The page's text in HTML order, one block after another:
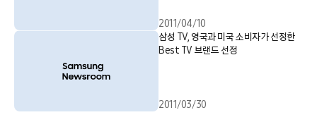
2011/04/10
삼성 TV, 영국과 미국 소비자가 선정한
Best TV 브랜드 선정
2011/03/30